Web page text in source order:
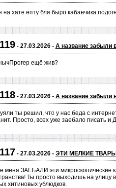
на хате епту бля быро кабанчика
- 27.03.2026 - А название забыли
ещë жив?
- 27.03.2026 - А название забыли
ты решил, что у нас беда с
Просто, всех уже заебало писать
- 27.03.2026 - ЭТИ МЕЛКИЕ
меня ЗАЕБАЛИ эти микроскопические
Ты просто выходишь на улицу
хитиновых ублюдков.